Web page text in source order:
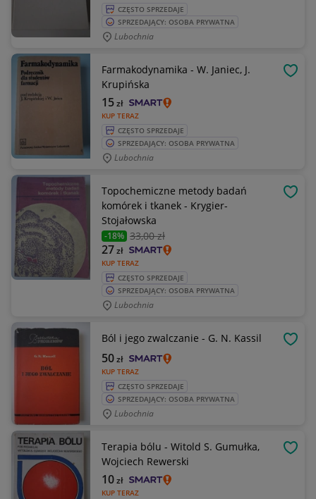
CZĘSTO SPRZEDAJE
SPRZEDAJĄCY: OSOBA PRYWATNA
Lubochnia
Farmakodynamika - W. Janiec, J.
Krupińska
KUP TERAZ
15zł
CZĘSTO SPRZEDAJE
SPRZEDAJĄCY: OSOBA PRYWATNA
Lubochnia
Topochemiczne metody badań
komórek i tkanek - Krygier-
Stojałowska
-18% 33,00 zł
KUP TERAZ
27zł
CZĘSTO SPRZEDAJE
SPRZEDAJĄCY: OSOBA PRYWATNA
Lubochnia
Ból i jego zwalczanie - G. N. Kassil
KUP TERAZ
50zł
CZĘSTO SPRZEDAJE
SPRZEDAJĄCY: OSOBA PRYWATNA
Lubochnia
Terapia bólu - Witold S. Gumułka,
Wojciech Rewerski
KUP TERAZ
10zł